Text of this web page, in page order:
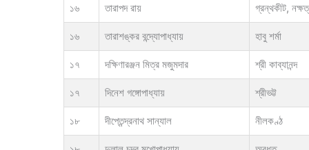
১৬ তারাপদ রায় গ্রন্থকীট,
১৬ তারাশঙ্কর বন্দ্যোপাধ্যায় হাবু শর্মা
১৭ দক্ষিণারঞ্জন মিত্র মজুমদার শ্রী কাব্যানন্দ
১৭ দিনেশ গঙ্গোপাধ্যায় শ্রীভট্ট
১৮ দীপ্তেন্দ্রনাথ সান্যাল নীলকণ্ঠ